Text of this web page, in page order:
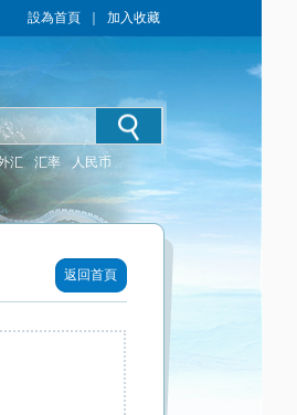
設為首頁 加入收藏
汇 汇率 人民币
返回首頁